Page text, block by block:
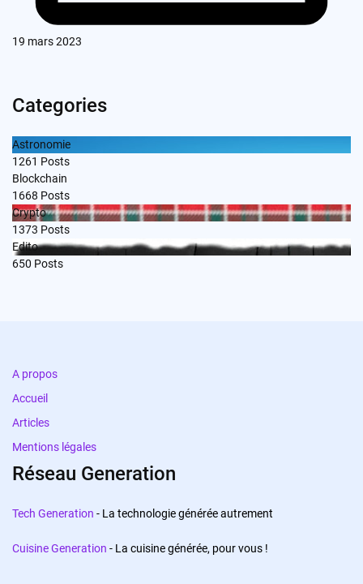
19 mars 2023
Categories
Astronomie
1261 Posts
Blockchain
1668 Posts
Crypto
1373 Posts
Edito
650 Posts
A propos
Accueil
Articles
Mentions légales
Réseau Generation
Tech Generation - La technologie générée autrement
Cuisine Generation - La cuisine générée, pour vous !